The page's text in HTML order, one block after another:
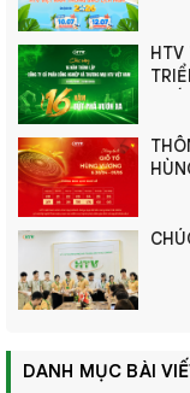
HTV
DANH MỤC BÀI